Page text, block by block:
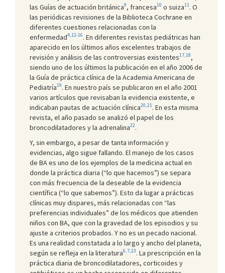
las Guías de actuación británica9, francesa10 o suiza11. O
las periódicas revisiones de la Biblioteca Cochrane en
diferentes cuestiones relacionadas con la
enfermedad4,12-16. En diferentes revistas pediátricas han
aparecido en los últimos años excelentes trabajos de
revisión y análisis de las controversias existentes17,18,
siendo uno de los últimos la publicación en el año 2006 de
la Guía de práctica clínica de la Academia Americana de
Pediatría19. En nuestro país se publicaron en el año 2001
varios artículos que revisaban la evidencia existente, e
indicaban pautas de actuación clínica20,21. En esta misma
revista, el año pasado se analizó el papel de los
broncodilatadores y la adrenalina22.
Y, sin embargo, a pesar de tanta información y
evidencias, algo sigue fallando. El manejo de los casos
de BA es uno de los ejemplos de la medicina actual en
donde la práctica diaria (“lo que hacemos”) se separa
con más frecuencia de la deseable de la evidencia
científica (“lo que sabemos”). Esto da lugar a prácticas
clínicas muy dispares, más relacionadas con “las
preferencias individuales” de los médicos que atienden
niños con BA, que con la gravedad de los episodios y su
ajuste a criterios probados. Y no es un pecado nacional.
Es una realidad constatada a lo largo y ancho del planeta,
según se refleja en la literatura6,7,23. La prescripción en la
práctica diaria de broncodilatadores, corticoides y